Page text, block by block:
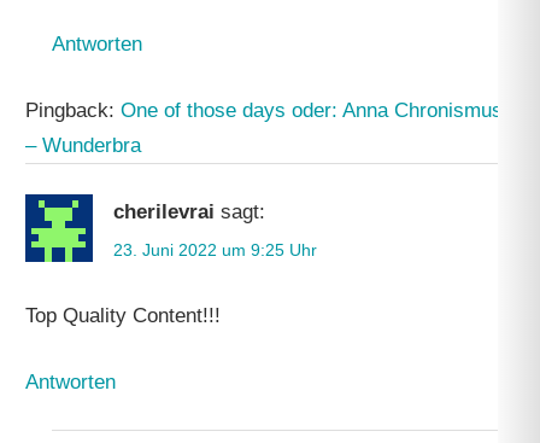
Antworten
Pingback:One of those days oder: Anna Chronismus
– Wunderbra
cherilevrai sagt:
23. Juni 2022 um 9:25 Uhr
Top Quality Content!!!
Antworten